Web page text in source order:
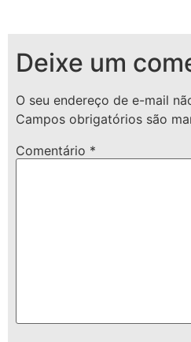
Deixe um
O seu endereço de e-mail
Campos obrigatórios são
Comentário *